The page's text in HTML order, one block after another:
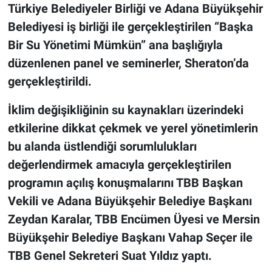
Türkiye Belediyeler Birliği ve Adana Büyükşehir
Belediyesi iş birliği ile gerçekleştirilen “Başka
Bir Su Yönetimi Mümkün” ana başlığıyla
düzenlenen panel ve seminerler, Sheraton’da
gerçekleştirildi.
İklim değişikliğinin su kaynakları üzerindeki
etkilerine dikkat çekmek ve yerel yönetimlerin
bu alanda üstlendiği sorumlulukları
değerlendirmek amacıyla gerçekleştirilen
programın açılış konuşmalarını TBB Başkan
Vekili ve Adana Büyükşehir Belediye Başkanı
Zeydan Karalar, TBB Encümen Üyesi ve Mersin
Büyükşehir Belediye Başkanı Vahap Seçer ile
TBB Genel Sekreteri Suat Yıldız yaptı.